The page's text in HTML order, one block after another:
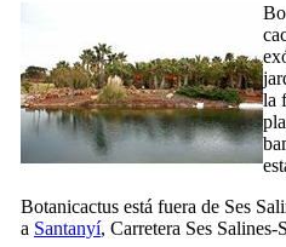
la
Botanicactus está fuera de Ses
a Santanyí, Carretera Ses Salines-